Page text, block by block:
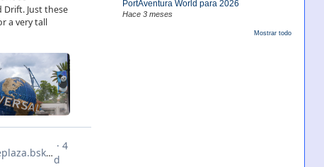
PortAventura World para 2026
Hace 3 meses
Mostrar todo